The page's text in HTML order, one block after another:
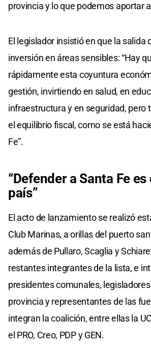
provincia y lo que podemos aportar
El legislador insistió en que la salida
inversión en áreas sensibles: “Hay
rápidamente esta coyuntura
gestión, invirtiendo en salud, en
infraestructura y en seguridad, pero
el equilibrio fiscal, como se está
Fe”.
“Defender a Santa Fe es
país”
El acto de lanzamiento se realizó
Club Marinas, a orillas del puerto
además de Pullaro, Scaglia y
restantes integrantes de la lista, e
presidentes comunales,
provincia y representantes de las
integran la coalición, entre ellas la
el PRO, Creo, PDP y GEN.